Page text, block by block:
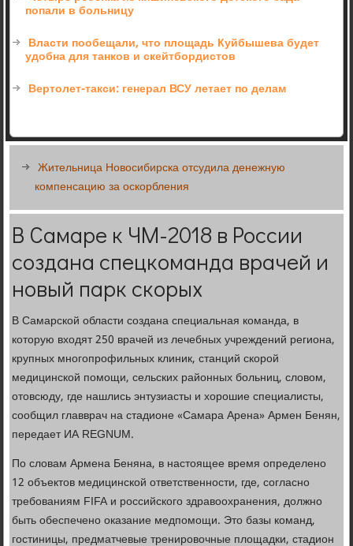
попали в больницу
Власти пообещали, что площадь Куйбышева будет
удобна для танков и скейтбордистов
Вертолет-такси: генерал ВСУ летает по делам
Жительница Новосибирска отсудила денежную
компенсацию за оскорбления
В Самаре к ЧМ-2018 в России
создана спецкоманда врачей и
новый парк скорых
В Самарской области создана специальная команда, в
которую входят 250 врачей из лечебных учреждений региона,
крупных многопрофильных клиник, станций скорой
медицинской помощи, сельских районных больниц, словом,
отовсюду, где нашлись энтузиасты и хорошие специалисты,
сообщил главврач на стадионе «Самара Арена» Армен Бенян,
передает ИА REGNUM.
По словам Армена Беняна, в настоящее время определено
12 объектов медицинской ответственности, где, согласно
требованиям FIFA и российского здравоохранения, должно
быть обеспечено оказание медпомощи. Это базы команд,
гостиницы, предматчевые тренировочные площадки, стадион